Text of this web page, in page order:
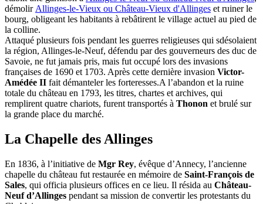
démolir Allinges-le-Vieux ou Château-Vieux d'Allinges et ruiner le
bourg, obligeant les habitants à rebâtirent le village actuel au pied de
la colline.
Attaqué plusieurs fois pendant les guerres religieuses qui sdésolaient
la région, Allinges-le-Neuf, défendu par des gouverneurs des duc de
Savoie, ne fut jamais pris, mais fut occupé lors des invasions
françaises de 1690 et 1703. Après cette dernière invasion Victor-
Amédée II fait démanteler les forteresses.A l’abandon et la ruine
totale du château en 1793, les titres, chartes et archives, qui
remplirent quatre chariots, furent transportés à Thonon et brulé sur
la grande place du marché.
La Chapelle des Allinges
En 1836, à l’initiative de Mgr Rey, évêque d’Annecy, l’ancienne
chapelle du château fut restaurée en mémoire de Saint-François de
Sales, qui officia plusieurs offices en ce lieu. Il résida au Château-
Neuf d’Allinges pendant sa mission de convertir les protestants du